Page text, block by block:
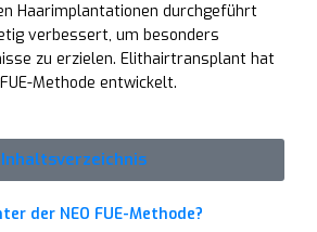
Haarimplantationen durchgeführt
verbessert, um besonders
zu erzielen. Elithairtransplant hat
Methode entwickelt.
Inhaltsverzeichnis
der NEO FUE-Methode?